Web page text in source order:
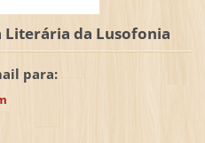
Literária da Lusofonia
para: